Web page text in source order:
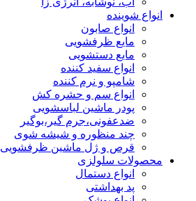
انواع شوینده
انواع صابون
مایع ظرفشویی
مایع دستشویی
انواع سفید کننده
شامپو و نرم کننده
انواع سم و حشره کش
پودر ماشین لباسشویی
ضدعفونی،جرم گیر،بوگیر
چند منظوره و شیشه شوی
قرص و ژل ماشین ظرفشویی
محصولات سلولزی
انواع دستمال
پد بهداشتی